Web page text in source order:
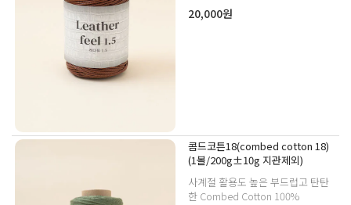
20,000원
콤드코튼18(combed cotton 18)
(1볼/200g±10g 지관제외)
사계절 활용도 높은 부드럽고 탄탄
한 Combed Cotton 100%